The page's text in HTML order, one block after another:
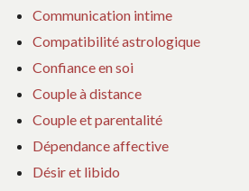
Communication intime
Compatibilité astrologique
Confiance en soi
Couple à distance
Couple et parentalité
Dépendance affective
Désir et libido